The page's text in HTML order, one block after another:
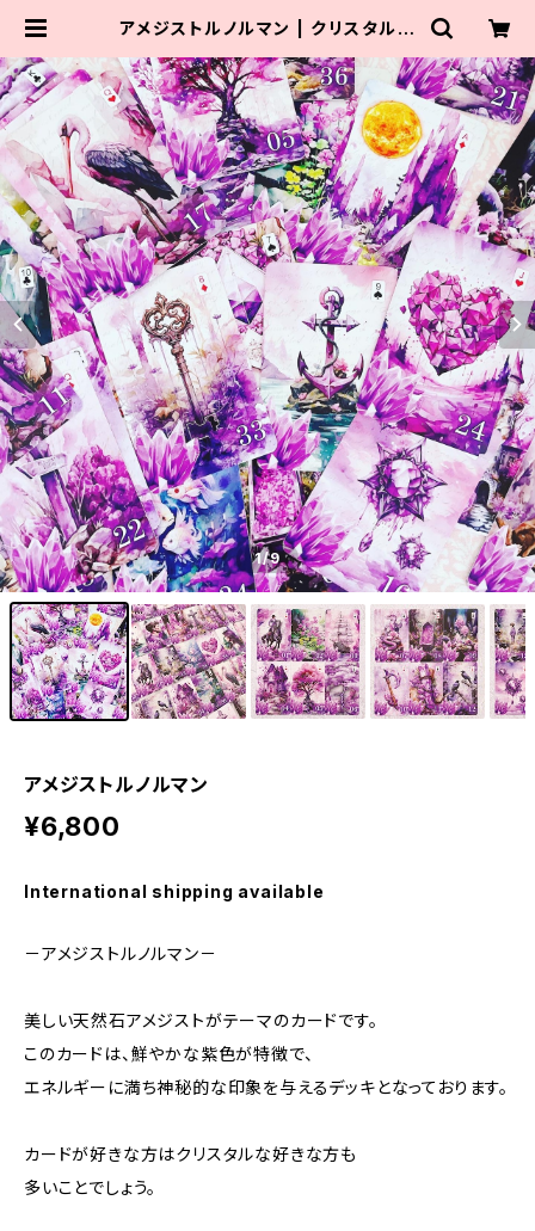
アメジストルノルマン | クリスタルロ
1/9
アメジストルノルマン
¥6,800
International shipping available
－アメジストルノルマン－
美しい天然石アメジストがテーマのカードです。
このカードは、鮮やかな紫色が特徴で、
エネルギーに満ち神秘的な印象を与えるデッキとなっております。
カードが好きな方はクリスタルな好きな方も
多いことでしょう。